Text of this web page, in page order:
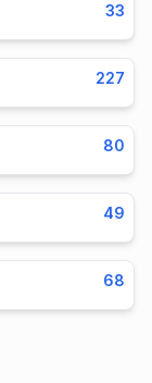
33
227
80
49
68